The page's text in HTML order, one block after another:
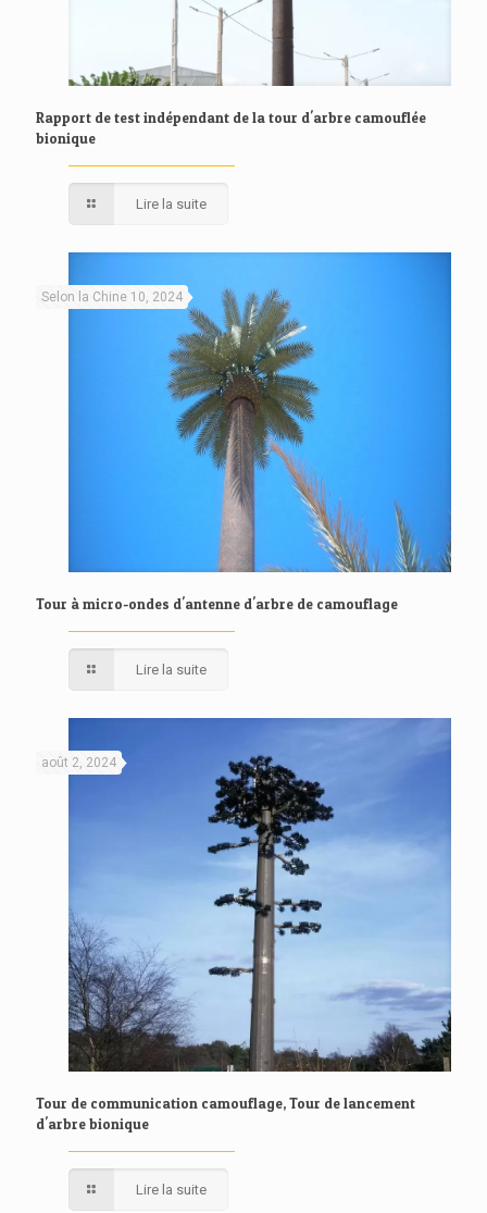
Rapport de test indépendant de la tour d'arbre camouflée
bionique
Lire la suite
Selon la Chine 10, 2024
Tour à micro-ondes d'antenne d'arbre de camouflage
Lire la suite
août 2, 2024
Tour de communication camouflage, Tour de lancement
d'arbre bionique
Lire la suite